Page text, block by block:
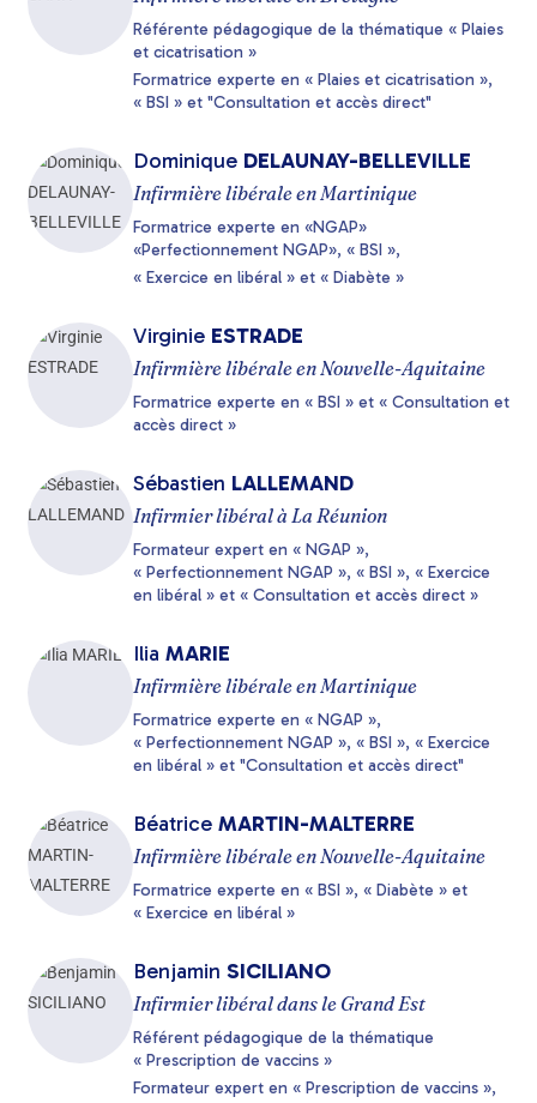
Référente pédagogique de la thématique « Plaies
et cicatrisation »
Formatrice experte en « Plaies et cicatrisation »,
« BSI » et "Consultation et accès direct"
Dominique DELAUNAY-BELLEVILLE
Infirmière libérale en Martinique
Formatrice experte en «NGAP»
«Perfectionnement NGAP», « BSI »,
« Exercice en libéral » et « Diabète »
Virginie ESTRADE
Infirmière libérale en Nouvelle-Aquitaine
Formatrice experte en « BSI » et « Consultation et
accès direct »
Sébastien LALLEMAND
Infirmier libéral à La Réunion
Formateur expert en « NGAP »,
« Perfectionnement NGAP », « BSI », « Exercice
en libéral » et « Consultation et accès direct »
Ilia MARIE
Infirmière libérale en Martinique
Formatrice experte en « NGAP »,
« Perfectionnement NGAP », « BSI », « Exercice
en libéral » et "Consultation et accès direct"
Béatrice MARTIN-MALTERRE
Infirmière libérale en Nouvelle-Aquitaine
Formatrice experte en « BSI », « Diabète » et
« Exercice en libéral »
Benjamin SICILIANO
Infirmier libéral dans le Grand Est
Référent pédagogique de la thématique
« Prescription de vaccins »
Formateur expert en « Prescription de vaccins »,